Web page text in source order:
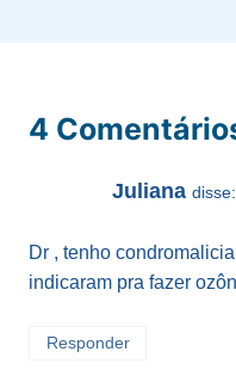
4
Juliana disse:
Dr , tenho
indicaram pra fazer
Responder